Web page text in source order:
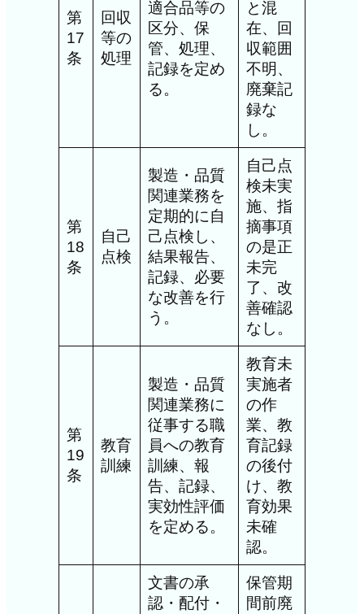
第
17
条
回収
等の
処理
適合品等の
区分、保
管、処理、
記録を定め
る。
と混
在、回
収範囲
不明、
廃棄記
録な
し。
第
18
条
自己
点検
製造・品質
関連業務を
定期的に自
己点検し、
結果報告、
記録、必要
な改善を行
う。
自己点
検未実
施、指
摘事項
の是正
未完
了、改
善確認
なし。
第
19
条
教育
訓練
製造・品質
関連業務に
従事する職
員への教育
訓練、報
告、記録、
実効性評価
を定める。
教育未
実施者
の作
業、教
育記録
の後付
け、教
育効果
未確
認。
文書の承
認・配付・
保管期
間前廃